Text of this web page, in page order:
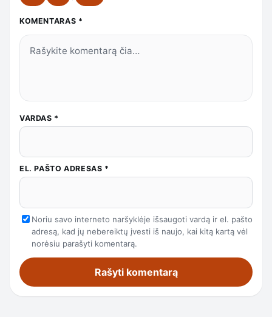
KOMENTARAS *
VARDAS *
EL. PAŠTO ADRESAS *
Noriu savo interneto naršyklėje išsaugoti vardą ir el. pašto
adresą, kad jų nebereiktų įvesti iš naujo, kai kitą kartą vėl
norėsiu parašyti komentarą.